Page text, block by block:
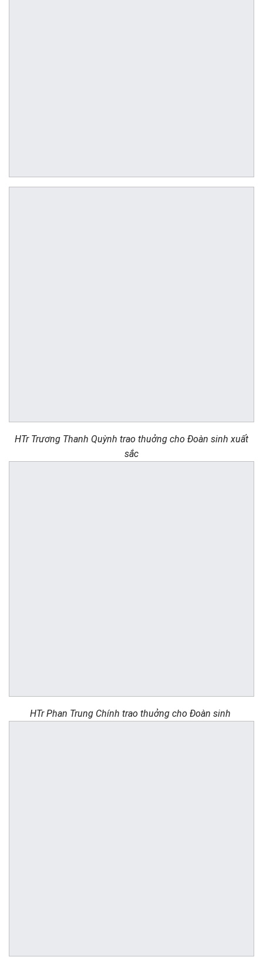
HTr Trương Thanh Quỳnh trao thuởng cho Đoàn sinh xuất
sắc
HTr Phan Trung Chính trao thuởng cho Đoàn sinh